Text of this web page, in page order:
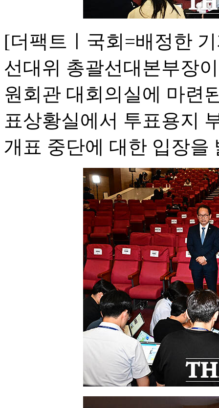
[더팩트ㅣ국회=배정한
선대위 총괄선대본부장
원회관 대회의실에 마련
표상황실에서 투표용지
개표 중단에 대한 입장을